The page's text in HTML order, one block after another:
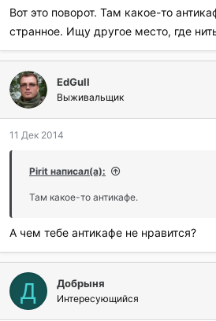
Вот это поворот. Там какое-то
странное. Ищу другое место, где
EdGull
Выживальщик
11 Дек 2014
Pirit написал(а):
Там какое-то антикафе.
А чем тебе антикафе не нравится?
Д Добрыня
Интересующийся